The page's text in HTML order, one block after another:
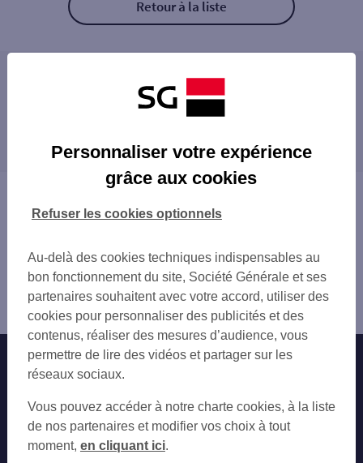
Retour à la liste
Les distributeurs/automates à proximité
LIMAS 86 RTE DES CHANTIER DU BEAUJO
TREVOUX 3 BD DES COMBATTANTS
VILLEFRANCHE SUR SAONE 43-45 RUE DE
VILLEFRANCHE CENTRE
VILLEFRANCHE SUR SAONE 58 BD GAL LE
SPAR ST GERMAIN AU MONT D OR
CIVRIEUX D'AZERGUES LES ARCADES
GENAY NEUVILLE S/S
NEUVILLE SUR SAONE 7 QUAI PASTEUR
NEUVILLE SUR SAONE 12 QUAI PASTEUR
LIMONEST 268 AV DU GAL DE GAULLE
DARDILLY
LA TOUR DE SALVAGNY 6 C AV DE L HIP
L'ARBRESLE
L'ARBRESLE 5 PL PIERRE MARIE DURAND
SUPER U L'ARBRESLE
proximité
VILLEFRANCHE-SUR-SAÔNE
CALUIRE-ET-CUIRE
ÉCULLY
LYON
VILLEURBANNE
VAULX-EN-VELIN
DÉCINES-CHARPIEU
Vous êtes ici : Accueil
Trouver une agence bancaire
Rhône
Anse
Distributeur/automate ANSE 58 AV DU PRE AUX
MOUTONS
Nos engagements Nous contacter
Autres sites SG
Professionnels
Entreprises
Personnaliser votre expérience
grâce aux cookies
Au-delà des cookies techniques indispensables au
bon fonctionnement du site, Société Générale et ses
partenaires souhaitent avec votre accord, utiliser des
cookies pour personnaliser des publicités et des
contenus, réaliser des mesures d’audience, vous
permettre de lire des vidéos et partager sur les
réseaux sociaux.
Vous pouvez accéder à notre charte cookies, à la liste
de nos partenaires et modifier vos choix à tout
moment, en cliquant ici.
Refuser les cookies optionnels